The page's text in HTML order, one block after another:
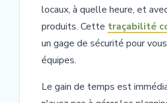
locaux, à quelle heure, et
produits. Cette traçabilité
un gage de sécurité pour
équipes.
Le gain de temps est